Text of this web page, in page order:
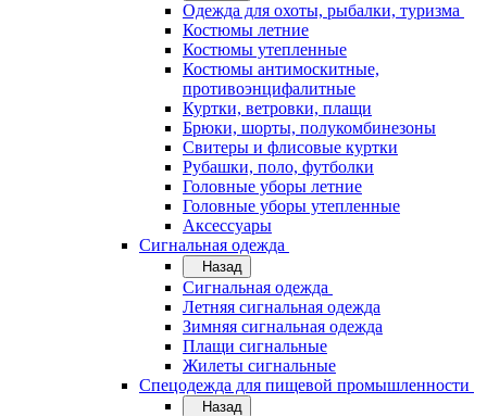
Одежда для охоты, рыбалки, туризма
Костюмы летние
Костюмы утепленные
Костюмы антимоскитные,
противоэнцифалитные
Куртки, ветровки, плащи
Брюки, шорты, полукомбинезоны
Свитеры и флисовые куртки
Рубашки, поло, футболки
Головные уборы летние
Головные уборы утепленные
Аксессуары
Сигнальная одежда
Назад
Сигнальная одежда
Летняя сигнальная одежда
Зимняя сигнальная одежда
Плащи сигнальные
Жилеты сигнальные
Спецодежда для пищевой промышленности
Назад